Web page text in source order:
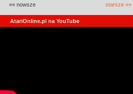
«« nowsze starsze »»
AtariOnline.pl na YouTube